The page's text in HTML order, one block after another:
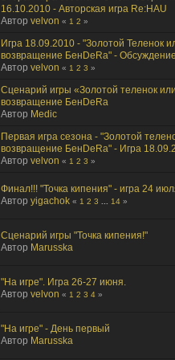
16.10.2010 - Авторская игра Re:HAU
Автор velvon « 1 2 »
Игра 18.09.2010 - "Золотой Теленок
возвращение БенDеRа" -
Автор velvon « 1 2 3 »
Сценарий игры «Золотой теленок
возвращение БенDеRа
Автор Medic
Первая игра сезона - "Золотой
возвращение БенDеRа" - Игра
Автор velvon « 1 2 3 »
Финал!!! "Точка кипения" - игра 24
Автор yigachok « 1 2 3 14 »
Сценарий игры "Точка кипения!"
Автор Marusska
"На игре". Игра 26-27 июня.
Автор velvon « 1 2 3 4 »
"На игре" - День первый
Автор Marusska